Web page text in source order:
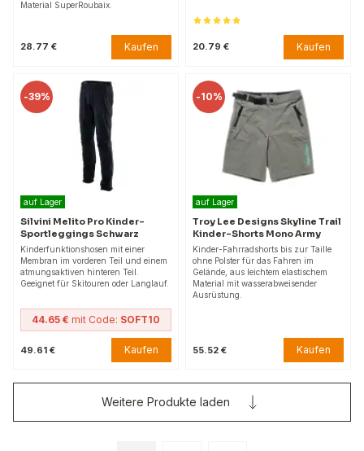
Material SuperRoubaix.
28.77 € Kaufen 20.79 € Kaufen
-39%
auf Lager
Silvini Melito Pro Kinder-
Sportleggings Schwarz
Kinderfunktionshosen mit einer
Membran im vorderen Teil und einem
atmungsaktiven hinteren Teil.
Geeignet für Skitouren oder Langlauf.
44.65 € mit Code: SOFT10
49.61 € Kaufen
-10%
auf Lager
Troy Lee Designs Skyline Trail
Kinder-Shorts Mono Army
Kinder-Fahrradshorts bis zur Taille
ohne Polster für das Fahren im
Gelände, aus leichtem elastischem
Material mit wasserabweisender
Ausrüstung.
55.52 € Kaufen
Weitere Produkte laden